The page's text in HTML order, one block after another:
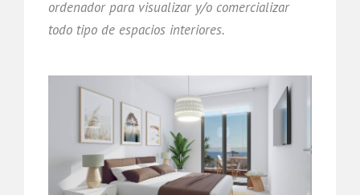
ordenador para visualizar y/o comercializar
todo tipo de espacios interiores.